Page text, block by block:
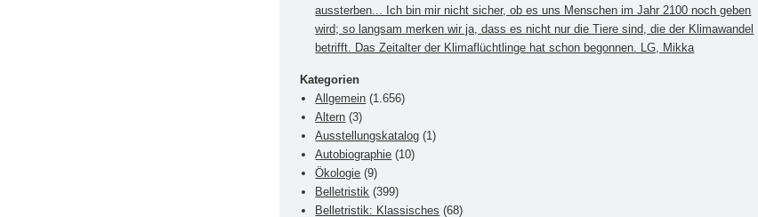
aussterben... Ich bin mir nicht sicher, ob es uns Menschen im Jahr 2100 noch geben
wird; so langsam merken wir ja, dass es nicht nur die Tiere sind, die der Klimawandel
betrifft. Das Zeitalter der Klimaflüchtlinge hat schon begonnen. LG, Mikka
Kategorien
Allgemein (1.656)
Altern (3)
Ausstellungskatalog (1)
Autobiographie (10)
Ökologie (9)
Belletristik (399)
Belletristik: Klassisches (68)